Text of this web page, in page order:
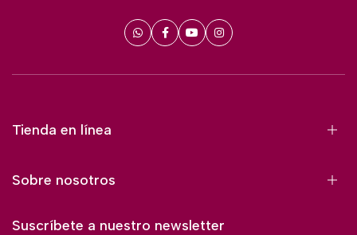
Tienda en línea
Sobre nosotros
Suscríbete a nuestro newsletter